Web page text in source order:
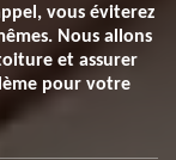
vous éviterez
Nous allons
et assurer
pour votre